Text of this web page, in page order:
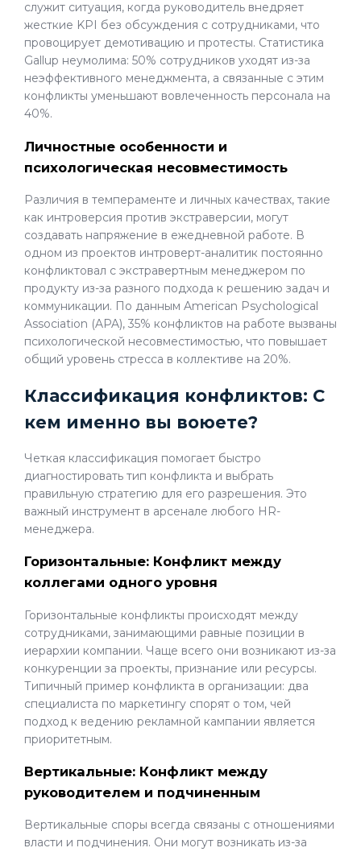
служит ситуация, когда руководитель внедряет
жесткие KPI без обсуждения с сотрудниками, что
провоцирует демотивацию и протесты. Статистика
Gallup неумолима: 50% сотрудников уходят из-за
неэффективного менеджмента, а связанные с этим
конфликты уменьшают вовлеченность персонала на
40%.
Личностные особенности и
психологическая несовместимость
Различия в темпераменте и личных качествах, такие
как интроверсия против экстраверсии, могут
создавать напряжение в ежедневной работе. В
одном из проектов интроверт-аналитик постоянно
конфликтовал с экстравертным менеджером по
продукту из-за разного подхода к решению задач и
коммуникации. По данным American Psychological
Association (APA), 35% конфликтов на работе вызваны
психологической несовместимостью, что повышает
общий уровень стресса в коллективе на 20%.
Классификация конфликтов: С
кем именно вы воюете?
Четкая классификация помогает быстро
диагностировать тип конфликта и выбрать
правильную стратегию для его разрешения. Это
важный инструмент в арсенале любого HR-
менеджера.
Горизонтальные: Конфликт между
коллегами одного уровня
Горизонтальные конфликты происходят между
сотрудниками, занимающими равные позиции в
иерархии компании. Чаще всего они возникают из-за
конкуренции за проекты, признание или ресурсы.
Типичный пример конфликта в организации: два
специалиста по маркетингу спорят о том, чей
подход к ведению рекламной кампании является
приоритетным.
Вертикальные: Конфликт между
руководителем и подчиненным
Вертикальные споры всегда связаны с отношениями
власти и подчинения. Они могут возникать из-за